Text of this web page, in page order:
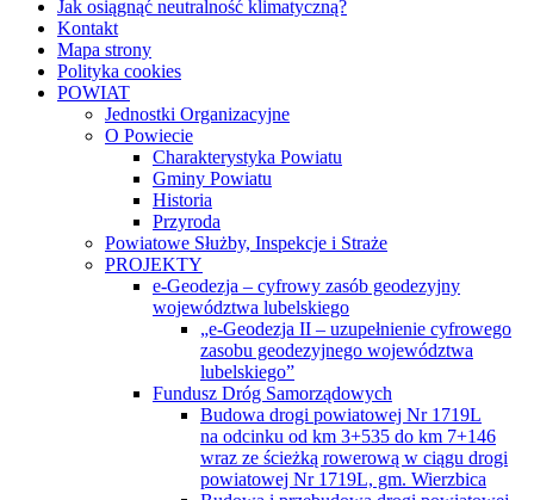
Jak osiągnąć neutralność klimatyczną?
Kontakt
Mapa strony
Polityka cookies
POWIAT
Jednostki Organizacyjne
O Powiecie
Charakterystyka Powiatu
Gminy Powiatu
Historia
Przyroda
Powiatowe Służby, Inspekcje i Straże
PROJEKTY
e-Geodezja – cyfrowy zasób geodezyjny
województwa lubelskiego
„e-Geodezja II – uzupełnienie cyfrowego
zasobu geodezyjnego województwa
lubelskiego”
Fundusz Dróg Samorządowych
Budowa drogi powiatowej Nr 1719L
na odcinku od km 3+535 do km 7+146
wraz ze ścieżką rowerową w ciągu drogi
powiatowej Nr 1719L, gm. Wierzbica